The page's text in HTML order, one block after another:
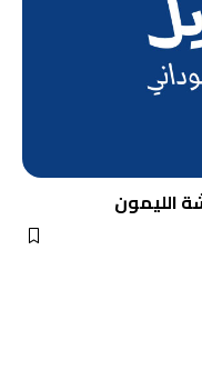
الليمون